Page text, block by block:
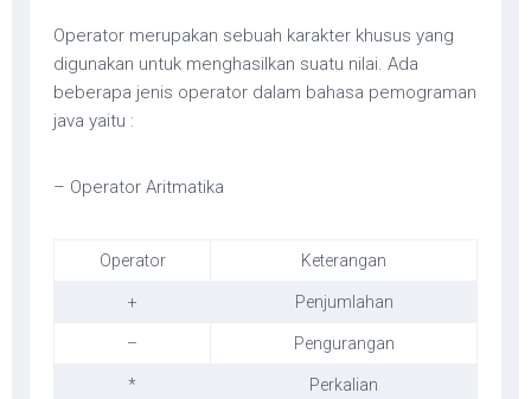
Operator merupakan sebuah karakter khusus yang
digunakan untuk menghasilkan suatu nilai. Ada
beberapa jenis operator dalam bahasa pemograman
java yaitu :
– Operator Aritmatika
Operator Keterangan
+ Penjumlahan
– Pengurangan
* Perkalian